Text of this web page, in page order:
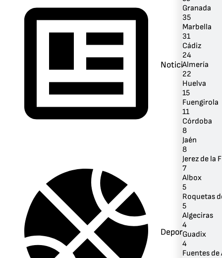
Noticias
Deportes
Granada
35
Marbella
31
Cádiz
24
Almería
22
Huelva
15
Fuengirola
11
Córdoba
8
Jaén
8
Jerez de la
7
Albox
5
Roquetas
5
Algeciras
4
Guadix
4
Fuentes